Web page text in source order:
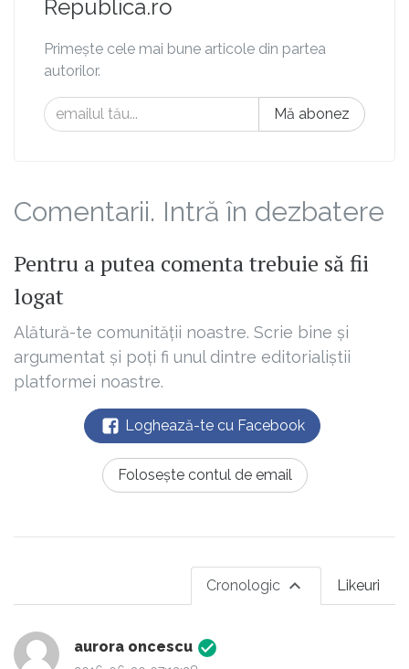
Republica.ro
Primește cele mai bune articole din partea
autorilor.
Mă abonez
Comentarii. Intră în dezbatere
Pentru a putea comenta trebuie să fii
logat
Alătură-te comunității noastre. Scrie bine și
argumentat și poți fi unul dintre editorialiștii
platformei noastre.
Loghează-te cu Facebook
Folosește contul de email
Likeuri
Cronologic
aurora oncescu